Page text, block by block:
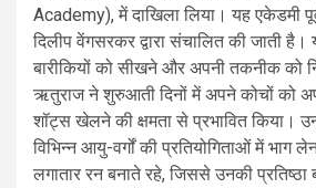
Academy), में दाखिला लिया। यह एकेडमी
दिलीप वेंगसरकर द्वारा संचालित की जाती
बारीकियों को सीखने और अपनी तकनीक को
ऋतुराज ने शुरुआती दिनों में अपने कोचों को
शॉट्स खेलने की क्षमता से प्रभावित किया।
विभिन्न आयु-वर्गों की प्रतियोगिताओं में भाग
लगातार रन बनाते रहे, जिससे उनकी